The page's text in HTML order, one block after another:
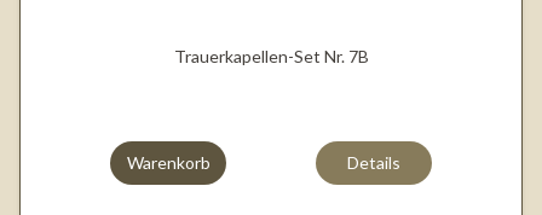
Trauerkapellen-Set Nr. 7B
Warenkorb Details